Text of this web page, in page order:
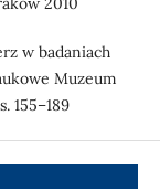
w badaniach
Muzeum
155–189